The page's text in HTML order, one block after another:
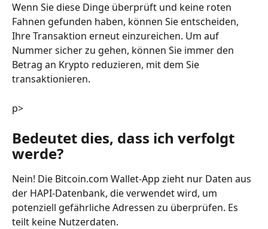
Wenn Sie diese Dinge überprüft und keine roten
Fahnen gefunden haben, können Sie entscheiden,
Ihre Transaktion erneut einzureichen. Um auf
Nummer sicher zu gehen, können Sie immer den
Betrag an Krypto reduzieren, mit dem Sie
transaktionieren.
p>
Bedeutet dies, dass ich verfolgt
werde?
Nein! Die Bitcoin.com Wallet-App zieht nur Daten aus
der HAPI-Datenbank, die verwendet wird, um
potenziell gefährliche Adressen zu überprüfen. Es
teilt keine Nutzerdaten.